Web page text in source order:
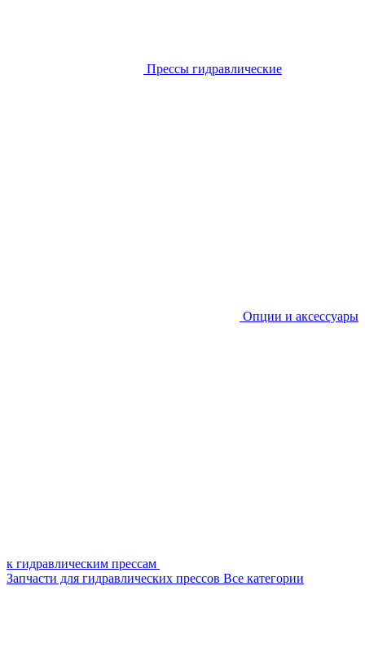
Прессы гидравлические
Опции и аксессуары
к гидравлическим прессам
Запчасти для гидравлических прессов Все категории